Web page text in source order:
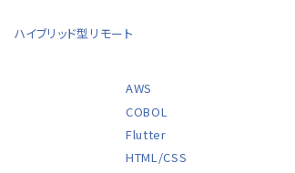
ハイブリッド型リモート
AWS
COBOL
Flutter
HTML/CSS